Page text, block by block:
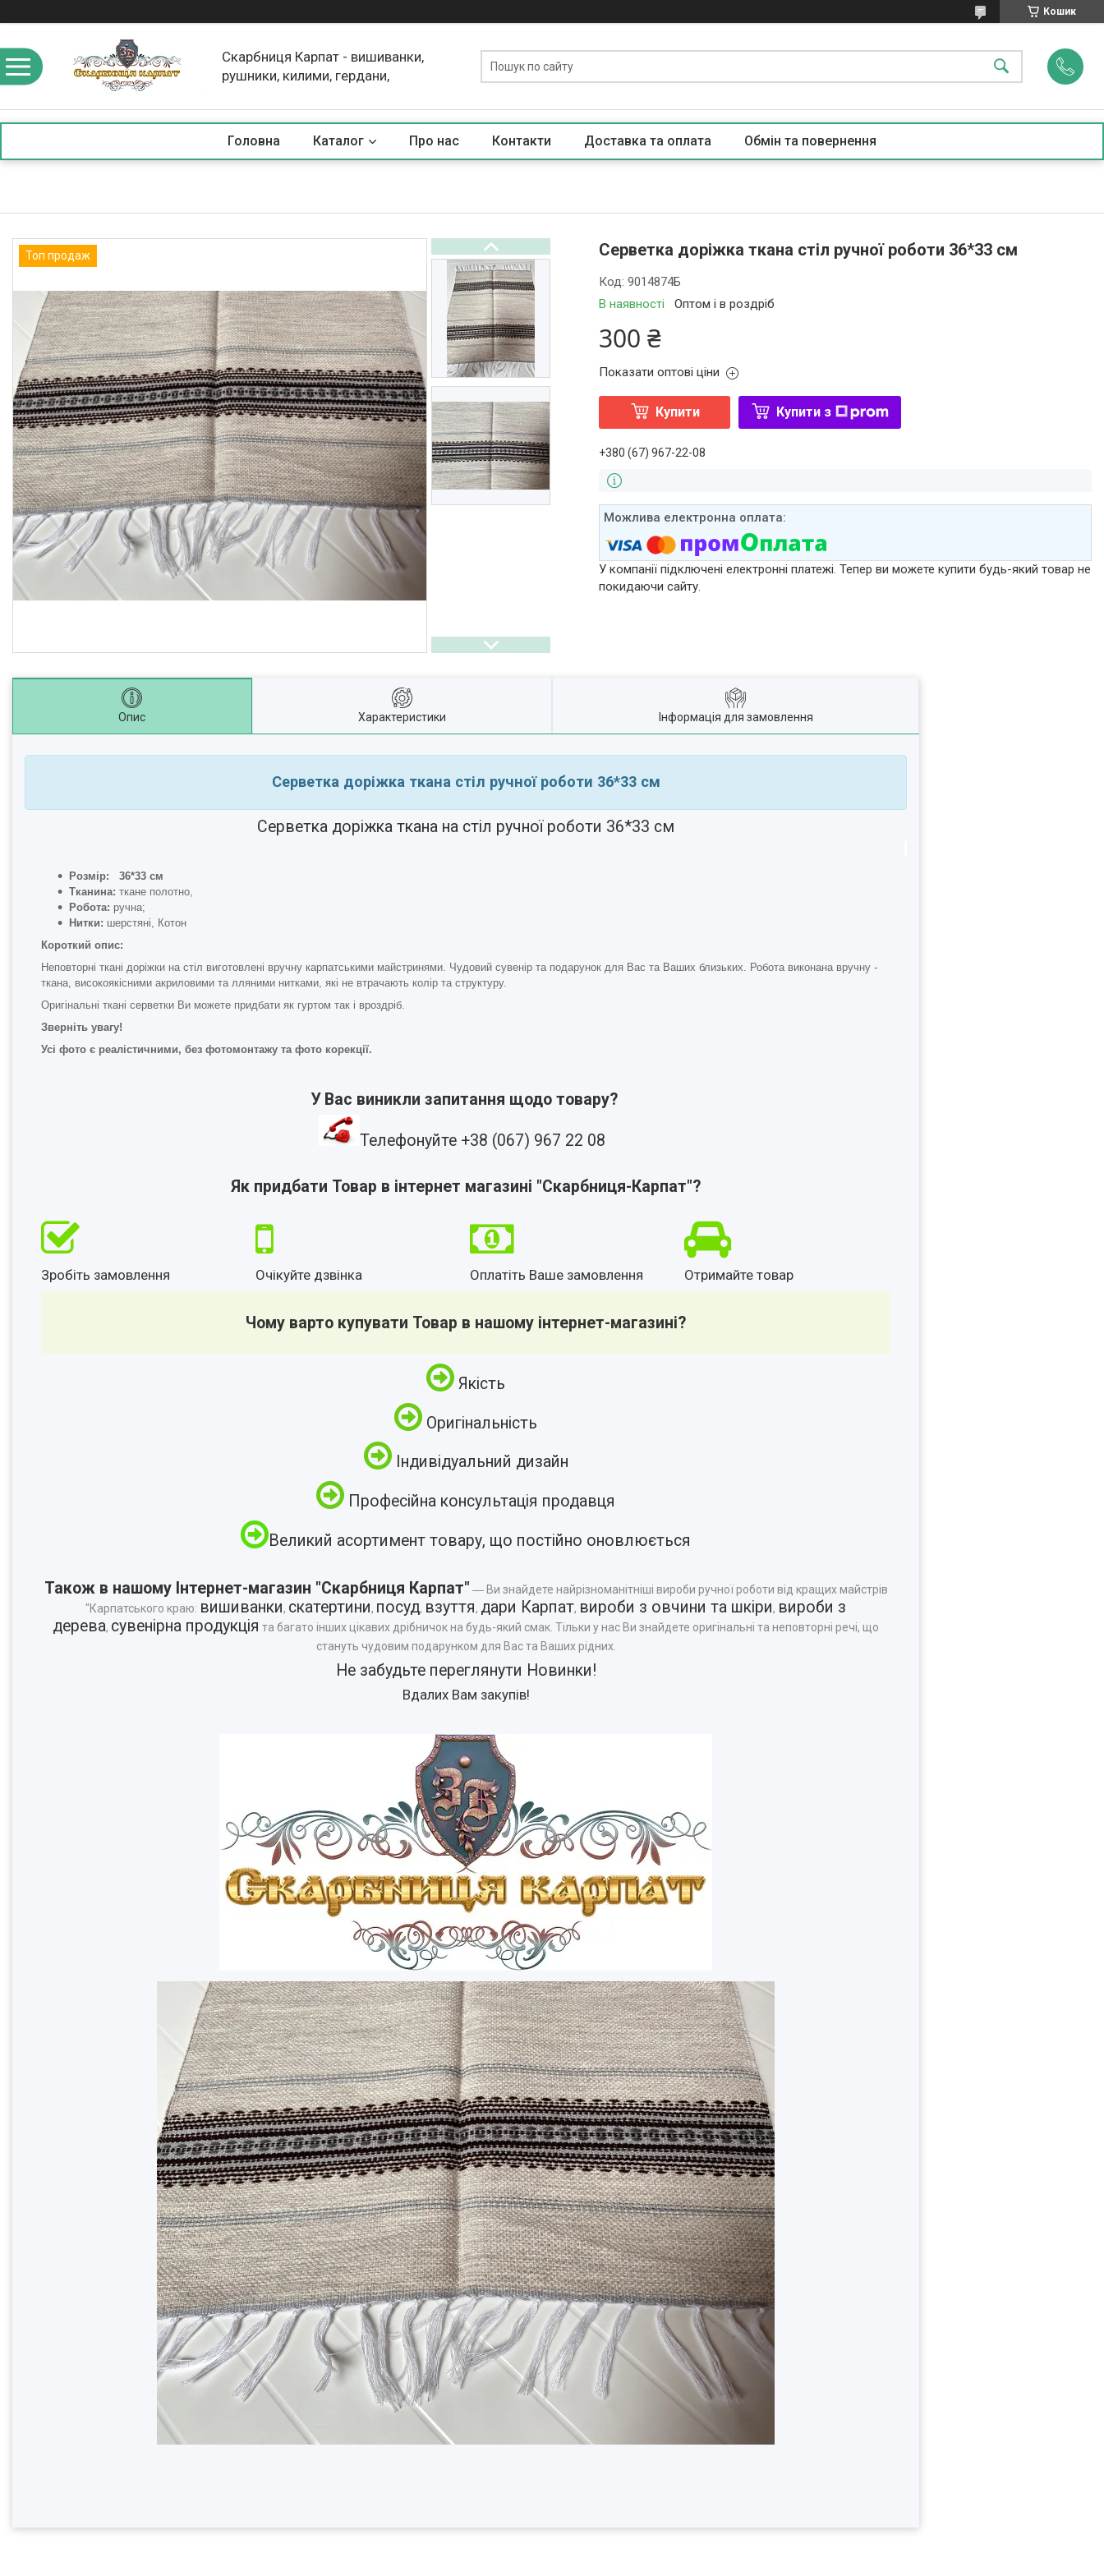
Кошик
Скарбниця Карпат - вишиванки,
рушники, килими, гердани,
Головна Каталог Про нас Контакти Доставка та оплата Обмін та повернення
Топ продаж Серветка доріжка ткана стіл ручної роботи 36*33 см
В наявності Оптом і в роздріб
Код:9014874Б
300 ₴
Показати оптові ціни
Купити Купити з
+380 (67) 967-22-08
У компанії підключені електронні платежі. Тепер ви можете купити будь-який товар не
покидаючи сайту.
Опис Характеристики Інформація для замовлення
Серветка доріжка ткана стіл ручної роботи 36*33 см
Серветка доріжка ткана на стіл ручної роботи 36*33 см
Розмір: 36*33 см
Тканина: ткане полотно,
Робота: ручна;
Нитки: шерстяні, Котон
Короткий опис:
Неповторні ткані доріжки на стіл виготовлені вручну карпатськими майстринями. Чудовий сувенір та подарунок для Вас та Ваших близьких. Робота виконана вручну -
ткана, високоякісними акриловими та лляними нитками, які не втрачають колір та структуру.
Оригінальні ткані серветки Ви можете придбати як гуртом так і вроздріб.
Зверніть увагу!
Усі фото є реалістичними, без фотомонтажу та фото корекції.
У Вас виникли запитання щодо товару?
Телефонуйте +38 (067) 967 22 08
Як придбати Товар в інтернет магазині "Скарбниця-Карпат"?
Зробіть замовлення Очікуйте дзвінка Оплатіть Ваше замовлення Отримайте товар
Чому варто купувати Товар в нашому інтернет-магазині?
Якість
Оригінальність
Індивідуальний дизайн
Професійна консультація продавця
Великий асортимент товару, що постійно оновлюється
Також в нашому Інтернет-магазин "Скарбниця Карпат" ― Ви знайдете найрізноманітніші вироби ручної роботи від кращих майстрів
"Карпатського краю: вишиванки, скатертини, посуд, взуття, дари Карпат, вироби з овчини та шкіри, вироби з
дерева, сувенірна продукція та багато інших цікавих дрібничок на будь-який смак. Тільки у нас Ви знайдете оригінальні та неповторні речі, що
стануть чудовим подарунком для Вас та Ваших рідних.
Не забудьте переглянути Новинки!
Вдалих Вам закупів!